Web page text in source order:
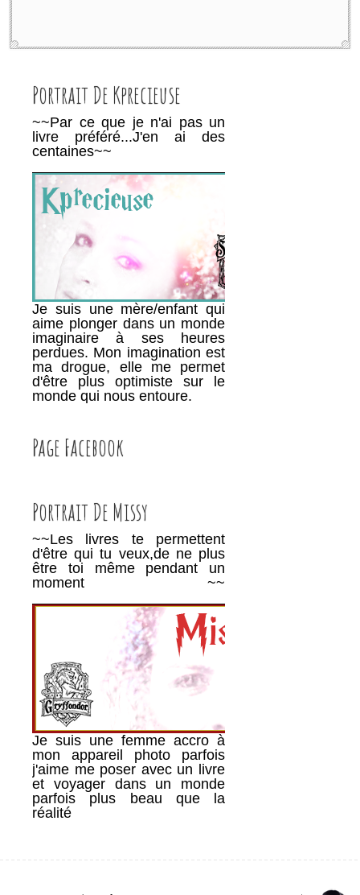
Portrait De Kprecieuse
~~Par ce que je n'ai pas un
livre préféré...J'en ai des
centaines~~
Je suis une mère/enfant qui
aime plonger dans un monde
imaginaire à ses heures
perdues. Mon imagination est
ma drogue, elle me permet
d'être plus optimiste sur le
monde qui nous entoure.
Page Facebook
Portrait De Missy
~~Les livres te permettent
d'être qui tu veux,de ne plus
être toi même pendant un
moment ~~
Je suis une femme accro à
mon appareil photo parfois
j'aime me poser avec un livre
et voyager dans un monde
parfois plus beau que la
réalité